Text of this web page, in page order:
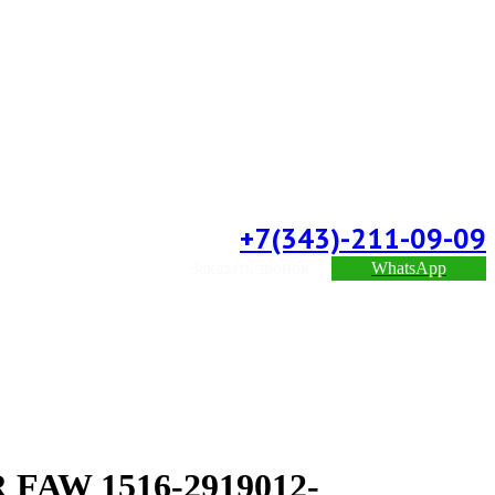
+7(343)-211-09-09
WhatsApp
1516-2919012-